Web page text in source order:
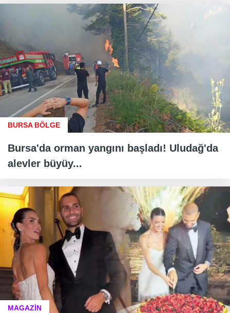
BURSA BÖLGE
Bursa'da orman yangını başladı! Uludağ'da
alevler büyüy...
MAGAZİN